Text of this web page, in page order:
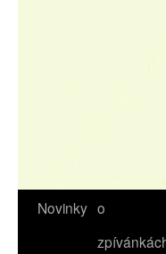
Přejít
Novinky o